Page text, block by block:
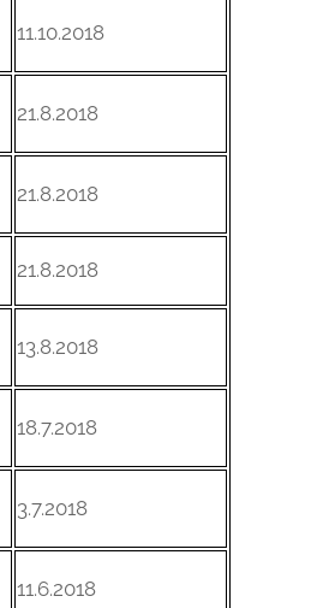
11.10.2018
21.8.2018
21.8.2018
21.8.2018
13.8.2018
18.7.2018
3.7.2018
11.6.2018